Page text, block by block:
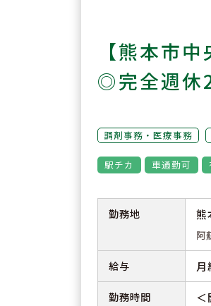
【熊本市
◎完全週休
調剤事務・医療事務
駅チカ 車通勤可
勤務地 熊
阿
給与
勤務時間 ＜